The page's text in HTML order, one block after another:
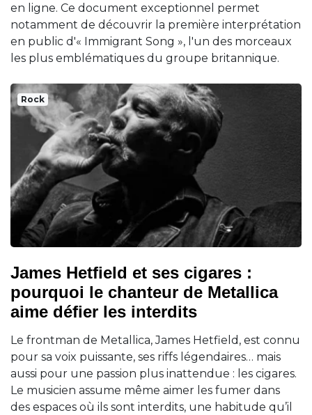
en ligne. Ce document exceptionnel permet
notamment de découvrir la première interprétation
en public d'« Immigrant Song », l'un des morceaux
les plus emblématiques du groupe britannique.
Rock
James Hetfield et ses cigares :
pourquoi le chanteur de Metallica
aime défier les interdits
Le frontman de Metallica, James Hetfield, est connu
pour sa voix puissante, ses riffs légendaires… mais
aussi pour une passion plus inattendue : les cigares.
Le musicien assume même aimer les fumer dans
des espaces où ils sont interdits, une habitude qu’il